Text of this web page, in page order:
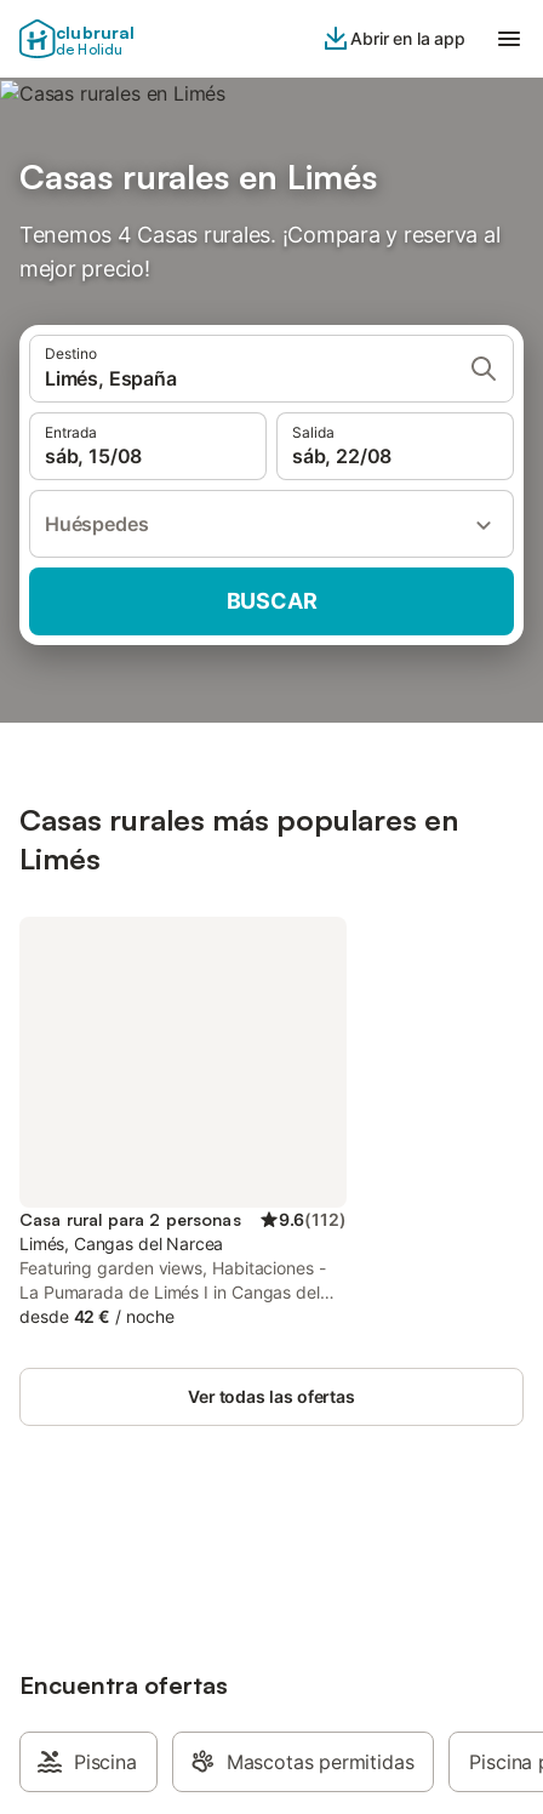
clubrural
de Holidu
Abrir en la app
Casas rurales en Limés
Tenemos 4 Casas rurales. ¡Compara y reserva al
mejor precio!
Destino
Limés, España
Entrada
sáb, 15/08
Salida
sáb, 22/08
Huéspedes
BUSCAR
Casas rurales más populares en
Limés
Casa rural para 2 personas 9.6(112)
Limés, Cangas del Narcea
Featuring garden views, Habitaciones -
La Pumarada de Limés I in Cangas del
Narcea offers accommodation, a garden,
Private parking is available on site at this
recently renovated property.
desde 42 € / noche
Ver todas las ofertas
Encuentra ofertas
Piscina Mascotas permitidas Piscina